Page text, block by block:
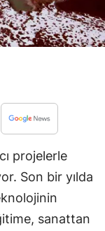
Bursa
Çanakkale
Çorum
Denizli
Diyarbakır
Edirne
Elazığ
projelerle
Son bir yılda
sanattan